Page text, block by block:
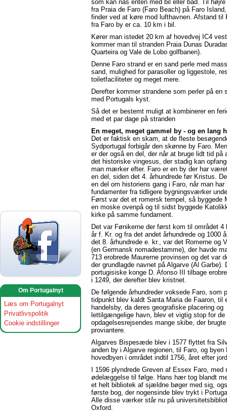
Om Portugalnyt
Læs om Portugalnyt
Privatlivspolitik
Cookie indstillinger
som kan nås enten med bil eller båd. Til
fra Praia de Faro (Faro Beach) på Faro
finder ved at køre mod lufthavnen. Afstand til
fra Faro by er ca. 10 km i bil.
Kører man istedet 20 km af hovedvej IC4
kommer man til stranden Praia Dunas
Quarteira og Vale de Lobo golfbanen).
Denne Faro strand er en sand perle med
sand, mulighed for parasoller og liggestole,
toiletfaciliteter og meget mere.
Derefter kommer strandene som perler på en
med Portugals kyst.
Så det er bestemt muligt at kombinerer en
med et par dage på stranden
En meget, meget gammel by - og en lang
Det er faktisk en skam, at de fleste
Sydportugal forbigår den skønne by Faro.
er der også en del, der når at bruge lidt tid
det historiske vingesus, der stadig kan
man mærker efter. Faro er en by der har
en del, siden det 4. århundrede før Kristus.
en del om historiens gang i Faro, når man har
fundamenter fra tidligere bygningsværker
Først var det et romersk tempel, så byggede
en moske ovenpå og til sidst byggede
kirke på samme fundament.
Det var Fønikerne der først kom til området 4
år f. Kr. og fra det andet århundrede og 1000
det 8. århundrede e. kr., var det Romerne og
(en Germansk nomadestamme), der havde
713 erobrede Maurerne provinsen og det var
der grundlagde navnet på Algarve (Al Garbe).
portugisiske konge D. Afonso III tilbage
i 1249, der derefter blev kristnet.
De følgende århundreder voksede Faro, som
tidpunkt blev kaldt Santa Maria de Faaron, til
handelsby, da deres geografiske placering og
lettilgængelige havn, blev et vigtig stop for de
opdagelsesrejsendes mange skibe, der
proviantere.
Algarves Bispesæde blev i 1577 flyttet fra
anden by i Algarve regionen, til Faro, og byen
hovedbyen i området indtil 1756, året efter
I 1596 plyndrede Greven af Essex Faro, med
ødelæggelse til følge. Hans hær tog blandt
et helt bibliotek af sjældne bøger med sig,
første bog, der nogensinde blev trykt i
Alle disse værker står nu på
Oxford.